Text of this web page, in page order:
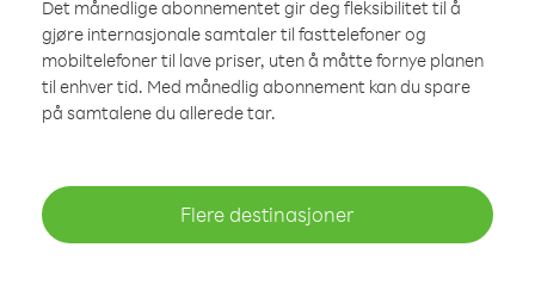
Det månedlige abonnementet gir deg fleksibilitet til å
gjøre internasjonale samtaler til fasttelefoner og
mobiltelefoner til lave priser, uten å måtte fornye planen
til enhver tid. Med månedlig abonnement kan du spare
på samtalene du allerede tar.
Flere destinasjoner